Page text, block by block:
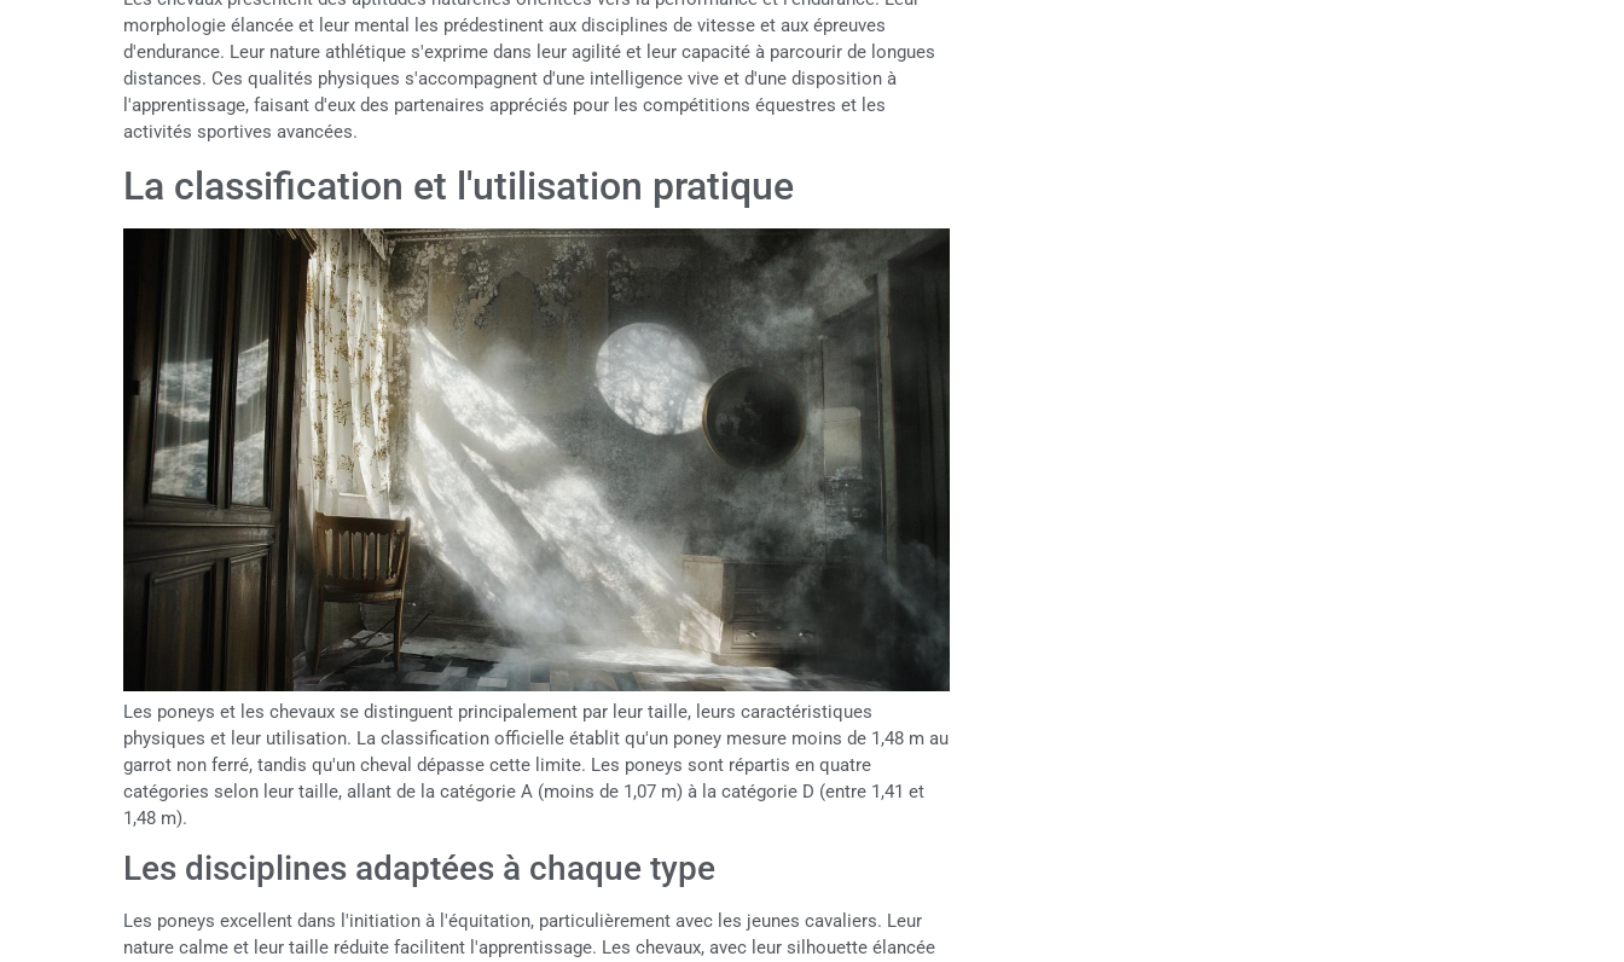
morphologie élancée et leur mental les prédestinent aux disciplines de vitesse et aux épreuves
d'endurance. Leur nature athlétique s'exprime dans leur agilité et leur capacité à parcourir de longues
distances. Ces qualités physiques s'accompagnent d'une intelligence vive et d'une disposition à
l'apprentissage, faisant d'eux des partenaires appréciés pour les compétitions équestres et les
activités sportives avancées.
La classification et l'utilisation pratique
Les poneys et les chevaux se distinguent principalement par leur taille, leurs caractéristiques
physiques et leur utilisation. La classification officielle établit qu'un poney mesure moins de 1,48 m au
garrot non ferré, tandis qu'un cheval dépasse cette limite. Les poneys sont répartis en quatre
catégories selon leur taille, allant de la catégorie A (moins de 1,07 m) à la catégorie D (entre 1,41 et
1,48 m).
Les disciplines adaptées à chaque type
Les poneys excellent dans l'initiation à l'équitation, particulièrement avec les jeunes cavaliers. Leur
nature calme et leur taille réduite facilitent l'apprentissage. Les chevaux, avec leur silhouette élancée